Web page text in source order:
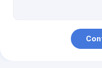
Tres piezas de las